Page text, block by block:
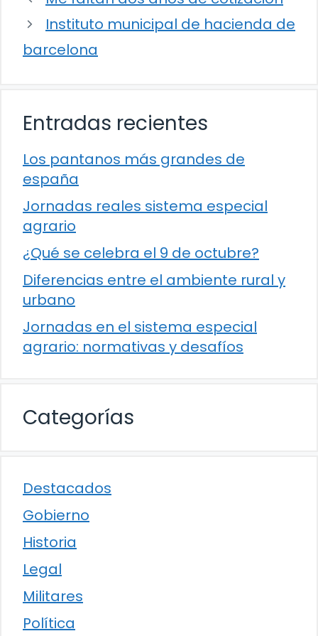
Instituto municipal de hacienda de
barcelona
Entradas recientes
Los pantanos más grandes de
españa
Jornadas reales sistema especial
agrario
¿Qué se celebra el 9 de octubre?
Diferencias entre el ambiente rural y
urbano
Jornadas en el sistema especial
agrario: normativas y desafíos
Categorías
Destacados
Gobierno
Historia
Legal
Militares
Política